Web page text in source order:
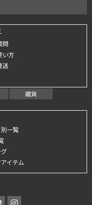
問
い方
送
雑貨
一覧
イテム